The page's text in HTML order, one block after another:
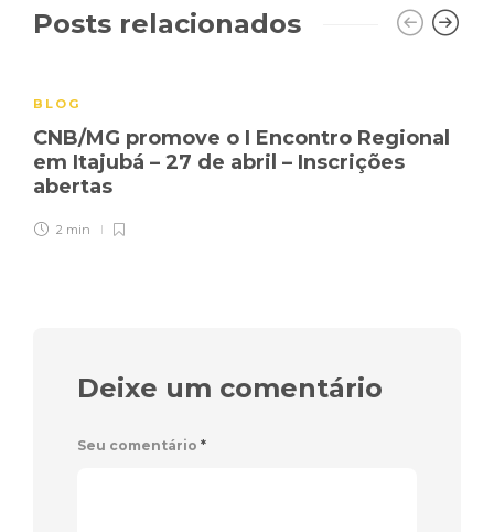
Posts relacionados
BLOG
CNB/MG promove o I Encontro Regional
em Itajubá – 27 de abril – Inscrições
abertas
2 min
Deixe um comentário
Seu comentário *